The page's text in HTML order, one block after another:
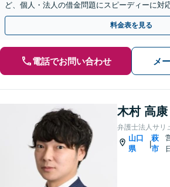
ど、個人・法人の借金問題にスピーディーに対
活再建を手厚くサポートいたします。
料金表を見る
電話でお問い合わせ メ
木村 高康
弁護士法人サリ
山口
県
|
萩
市